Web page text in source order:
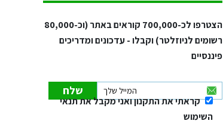
הצטרפו לכ-700,000 קוראים באתר (וכ-80,000
רשומים לניוזלטר) וקבלו - עדכונים ומדריכים
פיננסיים
קראתי את התקנון ואני מקבל את תנאי
השימוש